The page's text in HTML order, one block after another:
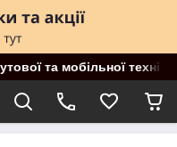
та мобільної